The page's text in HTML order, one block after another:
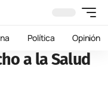
Política Opinión
a la Salud